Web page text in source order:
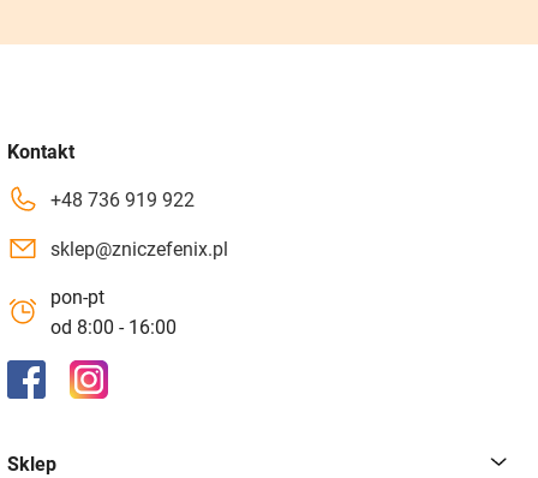
Kontakt
+48 736 919 922
sklep@zniczefenix.pl
pon-pt
od 8:00 - 16:00
Sklep